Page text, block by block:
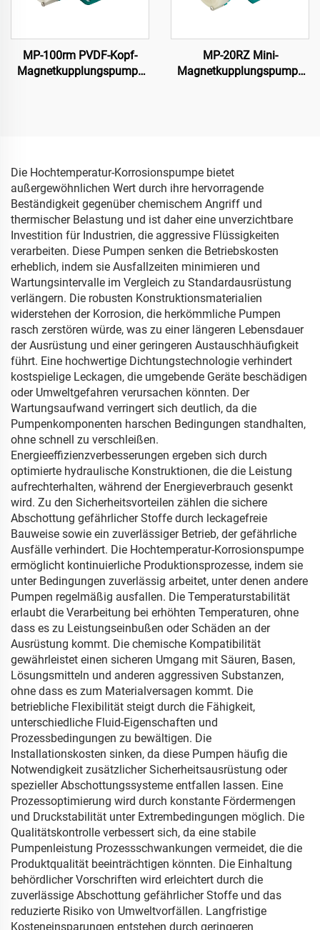
MP-100rm PVDF-Kopf-
Magnetkupplungspumpe
MP-20RZ Mini-
Magnetkupplungspumpe
Die Hochtemperatur-Korrosionspumpe bietet
außergewöhnlichen Wert durch ihre hervorragende
Beständigkeit gegenüber chemischem Angriff und
thermischer Belastung und ist daher eine unverzichtbare
Investition für Industrien, die aggressive Flüssigkeiten
verarbeiten. Diese Pumpen senken die Betriebskosten
erheblich, indem sie Ausfallzeiten minimieren und
Wartungsintervalle im Vergleich zu Standardausrüstung
verlängern. Die robusten Konstruktionsmaterialien
widerstehen der Korrosion, die herkömmliche Pumpen
rasch zerstören würde, was zu einer längeren Lebensdauer
der Ausrüstung und einer geringeren Austauschhäufigkeit
führt. Eine hochwertige Dichtungstechnologie verhindert
kostspielige Leckagen, die umgebende Geräte beschädigen
oder Umweltgefahren verursachen könnten. Der
Wartungsaufwand verringert sich deutlich, da die
Pumpenkomponenten harschen Bedingungen standhalten,
ohne schnell zu verschleißen.
Energieeffizienzverbesserungen ergeben sich durch
optimierte hydraulische Konstruktionen, die die Leistung
aufrechterhalten, während der Energieverbrauch gesenkt
wird. Zu den Sicherheitsvorteilen zählen die sichere
Abschottung gefährlicher Stoffe durch leckagefreie
Bauweise sowie ein zuverlässiger Betrieb, der gefährliche
Ausfälle verhindert. Die Hochtemperatur-Korrosionspumpe
ermöglicht kontinuierliche Produktionsprozesse, indem sie
unter Bedingungen zuverlässig arbeitet, unter denen andere
Pumpen regelmäßig ausfallen. Die Temperaturstabilität
erlaubt die Verarbeitung bei erhöhten Temperaturen, ohne
dass es zu Leistungseinbußen oder Schäden an der
Ausrüstung kommt. Die chemische Kompatibilität
gewährleistet einen sicheren Umgang mit Säuren, Basen,
Lösungsmitteln und anderen aggressiven Substanzen,
ohne dass es zum Materialversagen kommt. Die
betriebliche Flexibilität steigt durch die Fähigkeit,
unterschiedliche Fluid-Eigenschaften und
Prozessbedingungen zu bewältigen. Die
Installationskosten sinken, da diese Pumpen häufig die
Notwendigkeit zusätzlicher Sicherheitsausrüstung oder
spezieller Abschottungssysteme entfallen lassen. Eine
Prozessoptimierung wird durch konstante Fördermengen
und Druckstabilität unter Extrembedingungen möglich. Die
Qualitätskontrolle verbessert sich, da eine stabile
Pumpenleistung Prozessschwankungen vermeidet, die die
Produktqualität beeinträchtigen könnten. Die Einhaltung
behördlicher Vorschriften wird erleichtert durch die
zuverlässige Abschottung gefährlicher Stoffe und das
reduzierte Risiko von Umweltvorfällen. Langfristige
Kosteneinsparungen entstehen durch geringeren